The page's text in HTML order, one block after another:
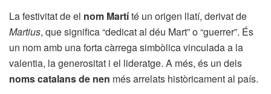
La festivitat de el nom Martíté un origen llatí, derivat de
Martius, que significa “dedicat al déu Mart” o “guerrer”. És
un nom amb una forta càrrega simbòlica vinculada a la
valentia, la generositat i el lideratge. A més, és un dels
noms catalans de nen més arrelats històricament al país.